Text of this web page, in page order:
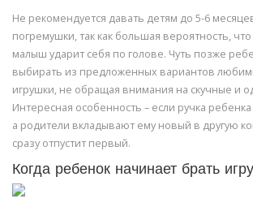
Не рекомендуется давать детям до 5-6
погремушки, так как большая вероятность,
малыш ударит себя по голове. Чуть позже
выбирать из предложенных вариантов
игрушки, не обращая внимания на скучные и
Интересная особенность – если ручка
а родители вкладывают ему новый в другую
сразу отпустит первый.
Когда ребенок начинает брать